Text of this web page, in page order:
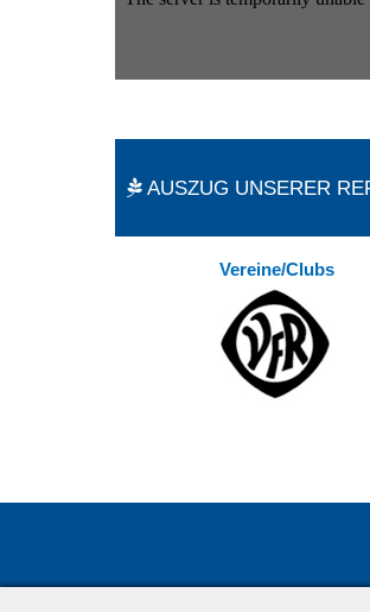
AUSZUG UNSERER
Vereine/Clubs